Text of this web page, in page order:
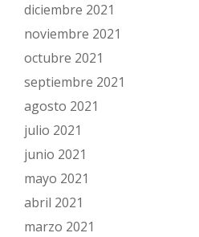
diciembre 2021
noviembre 2021
octubre 2021
septiembre 2021
agosto 2021
julio 2021
junio 2021
mayo 2021
abril 2021
marzo 2021